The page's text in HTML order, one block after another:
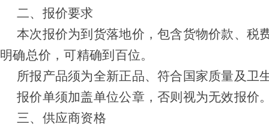
二、报价要求
本次报价为到货落地价，包含货物价款、税
明确总价，可精确到百位。
所报产品须为全新正品、符合国家质量及卫
报价单须加盖单位公章，否则视为无效报价
三、供应商资格